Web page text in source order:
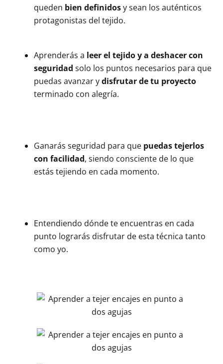
queden bien definidosy sean los auténticos
protagonistas del tejido.
Aprenderás a leer el tejido y a deshacer con
seguridad solo los puntos necesarios para que
puedas avanzar ydisfrutar de tu proyecto
terminado con alegría.
Ganarás seguridad para que puedas tejerlos
con facilidad, siendo consciente de lo que
estás tejiendo en cada momento.
Entendiendo dónde te encuentras en cada
punto lograrás disfrutar de esta técnica tanto
como yo.